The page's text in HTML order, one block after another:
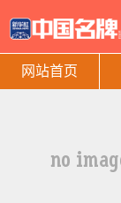
网站首页